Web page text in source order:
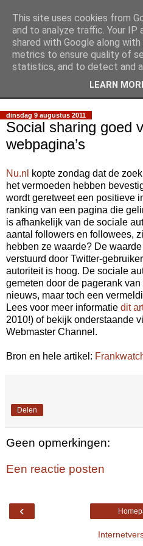
Slimpie Blog
Weblog van Walter Slimmens
dinsdag 9 augustus 2011
Social sharing goed
webpagina’s
Nu.nl
kopte zondag dat de
het vermoeden hebben
wordt geretweet een positieve
ranking van een pagina die
is afhankelijk van de sociale
aantal followers en followees,
hebben ze waarde? De
verstuurd door Twitter-
autoriteit is hoog. De sociale
gemeten door de pagerank
nieuws, maar toch een
Lees voor meer informatie dit
2010!) of bekijk onderstaande
Webmaster Channel.
Bron en hele artikel:
Delen
Geen opmerkingen:
Een reactie posten
‹
This site uses cookies from
and to analyze traffic. Your IP
shared with Google along
metrics to ensure quality of
statistics, and to detect and
LEARN